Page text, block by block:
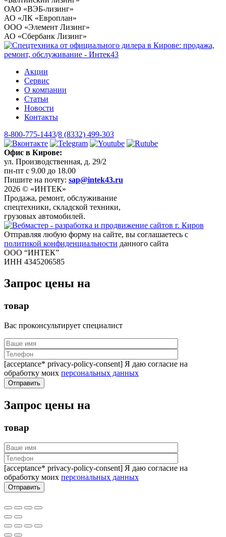
ОАО «ВЭБ-лизинг»
АО «ЛК «Европлан»
ООО «Элемент Лизинг»
АО «Сбербанк Лизинг»
Акции
Сервис
О компании
Статьи
Новости
Контакты
8-800-775-1443/8 (8332) 499-303
Офис в Кирове:
ул. Производственная, д. 29/2
пн-пт с 9.00 до 18.00
Пишите на почту: sap@intek43.ru
2026 © «ИНТЕК»
Продажа, ремонт, обслуживание
спецтехники, складской техники,
грузовых автомобилей.
Отправляя любую форму на сайте, вы соглашаетесь с
политикой конфиденциальности данного сайта
ООО “ИНТЕК”
ИНН 4345206585
Запрос цены на
товар
Вас проконсультирует специалист
[acceptance* privacy-policy-consent] Я даю согласие на
обработку моих персональных данных
Запрос цены на
товар
[acceptance* privacy-policy-consent] Я даю согласие на
обработку моих персональных данных